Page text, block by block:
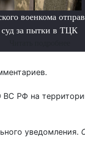
военкома
суд за пытки в ТЦК
ВС РФ на
уведомления.